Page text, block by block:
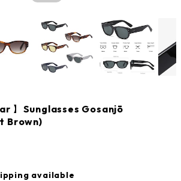
】Sunglasses Gosanjō
Brown)
available